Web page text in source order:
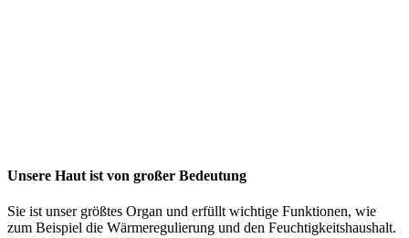
Unsere Haut ist von großer Bedeutung
Sie ist unser größtes Organ und erfüllt wichtige Funktionen, wie
zum Beispiel die Wärmeregulierung und den Feuchtigkeitshaushalt.